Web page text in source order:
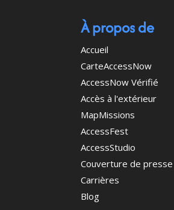
À propos de
Accueil
CarteAccessNow
AccessNow Vérifié
Accès à l'extérieur
MapMissions
AccessFest
AccessStudio
Couverture de presse
Carrières
Blog